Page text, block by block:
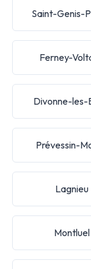
Saint-Genis-
Ferney-
Divonne-les-
Prévessin-
Lagnieu
Montluel